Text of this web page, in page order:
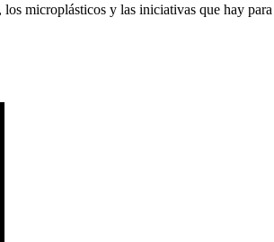
microplásticos y las iniciativas que hay